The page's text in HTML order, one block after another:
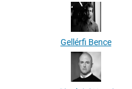
Gellérfi Bence